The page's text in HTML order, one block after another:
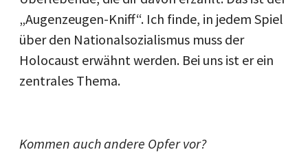
„Augenzeugen-Kniff“. Ich finde, in jedem Spiel
über den Nationalsozialismus muss der
Holocaust erwähnt werden. Bei uns ist er ein
zentrales Thema.
Kommen auch andere Opfer vor?